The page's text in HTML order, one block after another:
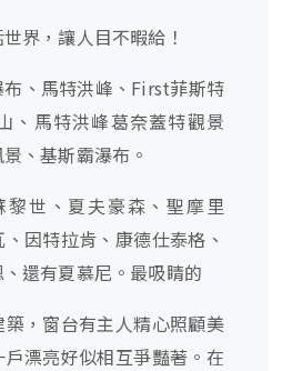
界，讓人目不暇給！
、馬特洪峰、First菲斯特
、馬特洪峰葛奈蓋特觀景
、基斯霸瀑布。
世、夏夫豪森、聖摩里
因特拉肯、康德仕泰格、
還有夏慕尼。最吸睛的
，窗台有主人精心照顧美
漂亮好似相互爭豔著。在